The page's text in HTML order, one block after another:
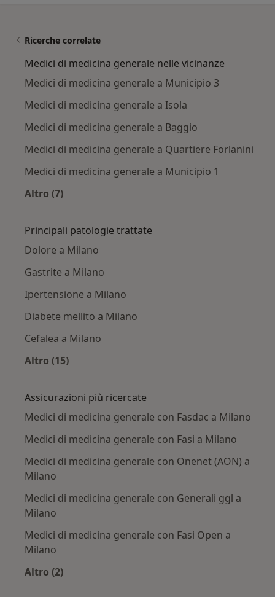
Ricerche correlate
Medici di medicina generale nelle vicinanze
Medici di medicina generale a Municipio 3
Medici di medicina generale a Isola
Medici di medicina generale a Baggio
Medici di medicina generale a Quartiere Forlanini
Medici di medicina generale a Municipio 1
Altro (7)
Principali patologie trattate
Dolore a Milano
Gastrite a Milano
Ipertensione a Milano
Diabete mellito a Milano
Cefalea a Milano
Altro (15)
Assicurazioni più ricercate
Medici di medicina generale con Fasdac a Milano
Medici di medicina generale con Fasi a Milano
Medici di medicina generale con Onenet (AON) a
Milano
Medici di medicina generale con Generali ggl a
Milano
Medici di medicina generale con Fasi Open a
Milano
Altro (2)